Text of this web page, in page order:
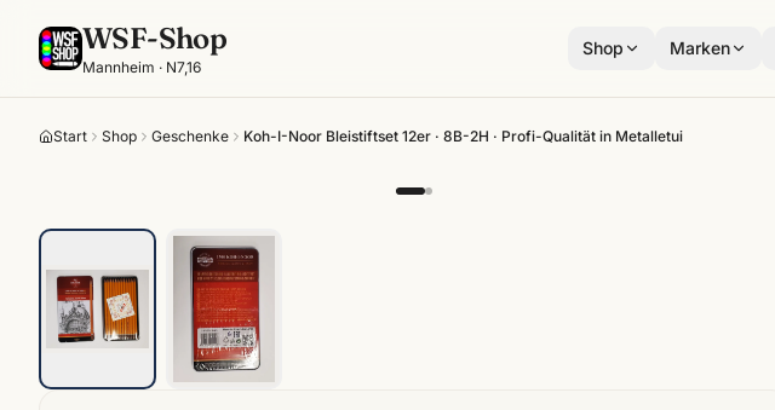
WSF-Shop
Mannheim · N7,16
Shop Marken
Start Shop Geschenke Koh-I-Noor Bleistiftset 12er · 8B-2H · Profi-Qualität in Metalletui